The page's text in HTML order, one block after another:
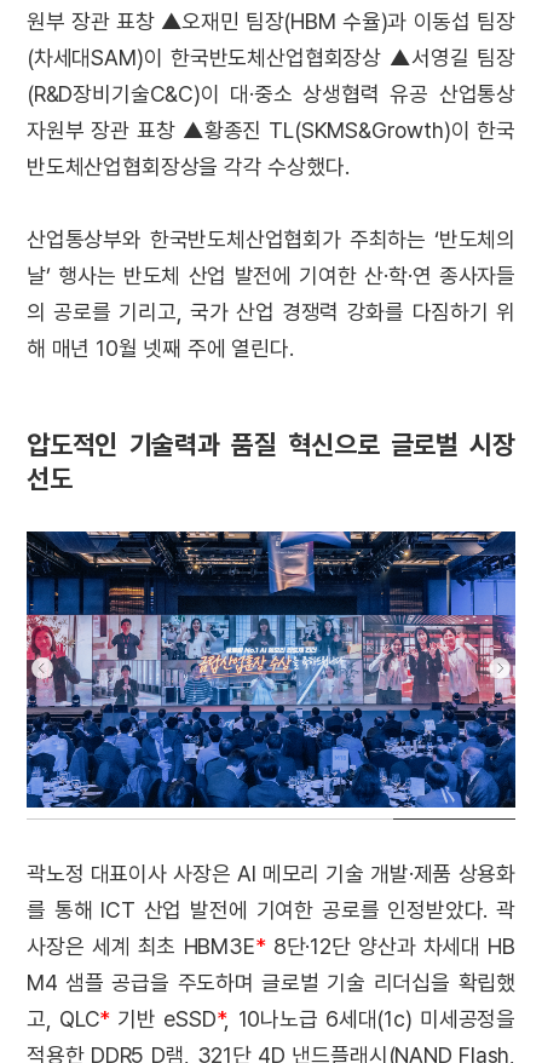
원부 장관 표창 ▲오재민 팀장(HBM 수율)과 이동섭 팀장
(차세대SAM)이 한국반도체산업협회장상 ▲서영길 팀장
(R&D장비기술C&C)이 대·중소 상생협력 유공 산업통상
자원부 장관 표창 ▲황종진 TL(SKMS&Growth)이 한국
반도체산업협회장상을 각각 수상했다.
산업통상부와 한국반도체산업협회가 주최하는 ‘반도체의
날’ 행사는 반도체 산업 발전에 기여한 산·학·연 종사자들
의 공로를 기리고, 국가 산업 경쟁력 강화를 다짐하기 위
해 매년 10월 넷째 주에 열린다.
압도적인 기술력과 품질 혁신으로 글로벌 시장
선도
곽노정 대표이사 사장은 AI 메모리 기술 개발·제품 상용화
를 통해 ICT 산업 발전에 기여한 공로를 인정받았다. 곽
사장은 세계 최초 HBM3E*8단·12단 양산과 차세대 HB
M4 샘플 공급을 주도하며 글로벌 기술 리더십을 확립했
고, QLC* 기반 eSSD*, 10나노급 6세대(1c) 미세공정을
적용한 DDR5 D램, 321단 4D 낸드플래시(NAND Flash,